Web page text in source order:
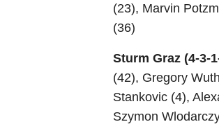
(23), Marvin
(36)
Sturm Graz (4-3-
(42), Gregory
Stankovic (4),
Szymon